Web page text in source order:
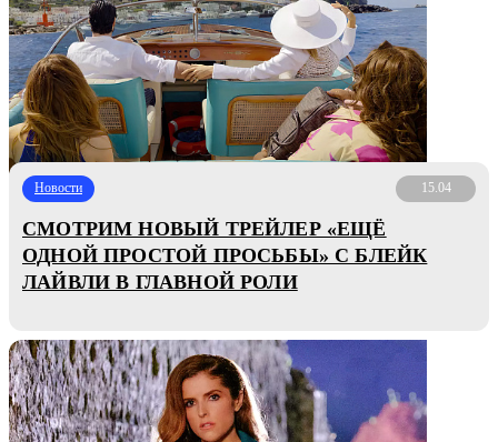
Новости 15.04
СМОТРИМ НОВЫЙ ТРЕЙЛЕР «ЕЩЁ
ОДНОЙ ПРОСТОЙ ПРОСЬБЫ» С БЛЕЙК
ЛАЙВЛИ В ГЛАВНОЙ РОЛИ